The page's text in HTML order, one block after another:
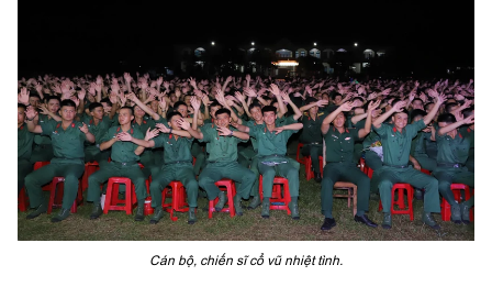
Cán bộ, chiến sĩ cổ vũ nhiệt tình.